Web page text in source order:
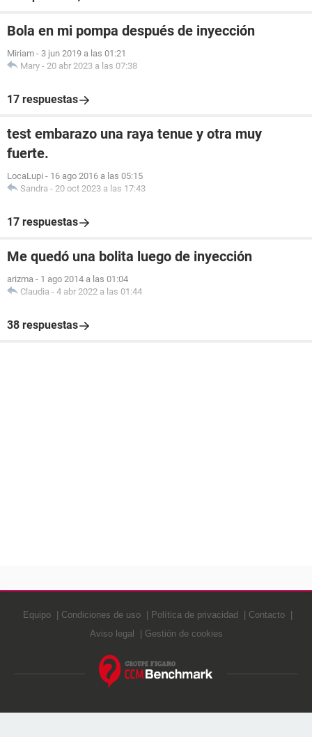
Bola en mi pompa después de inyección
Miriam - 3 jun 2019 a las 01:21
Mary - 20 abr 2023 a las 07:38
17 respuestas
test embarazo una raya tenue y otra muy
fuerte.
LocaLupi - 16 ago 2016 a las 05:15
Sandra - 20 oct 2023 a las 17:43
17 respuestas
Me quedó una bolita luego de inyección
arizma - 1 ago 2014 a las 01:04
Claudia - 4 abr 2022 a las 01:44
38 respuestas
Equipo Condiciones de uso Política de privacidad
Contacto
Aviso legal
Gestión de cookies